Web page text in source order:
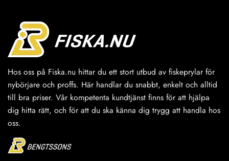
Hos oss på Fiska.nu hittar du ett stort utbud av fiskeprylar för
nybörjare och proffs. Här handlar du snabbt, enkelt och alltid
till bra priser. Vår kompetenta kundtjänst finns för att hjälpa
dig hitta rätt, och för att du ska känna dig trygg att handla hos
oss.